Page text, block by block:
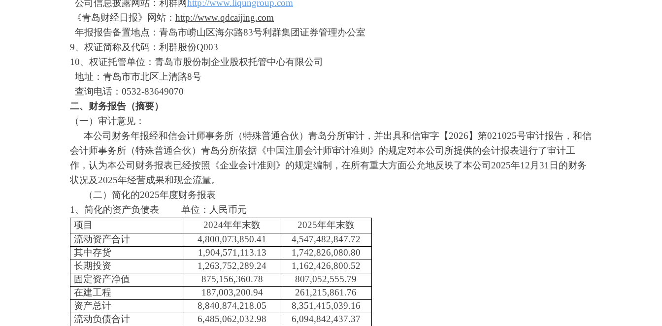
公司信息披露网站：利群网http://www.liqungroup.com
《青岛财经日报》网站： http://www.qdcaijing.com
年报报告备置地点：青岛市崂山区海尔路83号利群集团证券管理办公室
9、权证简称及代码：利群股份Q003
10、权证托管单位：青岛市股份制企业股权托管中心有限公司
地址：青岛市市北区上清路8号
查询电话： 0532-83649070
二、财务报告（摘要）
（一）审计意见：
本公司财务年报经和信会计师事务所（特殊普通合伙）青岛分所审计，并出具和信审字【2026】第021025号审计报告，和信
会计师事务所（特殊普通合伙）青岛分所依据《中国注册会计师审计准则》的规定对本公司所提供的会计报表进行了审计工
作，认为本公司财务报表已经按照《企业会计准则》的规定编制，在所有重大方面公允地反映了本公司2025年12月31日的财务
状况及2025年经营成果和现金流量。
（二）简化的2025年度财务报表
1、简化的资产负债表 单位：人民币元
项目
2024年年末数
2025年年末数
流动资产合计
4,800,073,850.41
4,547,482,847.72
其中存货
1,904,571,113.13
1,742,826,080.80
长期投资
1,263,752,289.24
1,162,426,800.52
固定资产净值
875,156,360.78
807,052,555.79
在建工程
187,003,200.94
261,215,861.76
资产总计
8,840,874,218.05
8,351,415,039.16
流动负债合计
6,485,062,032.98
6,094,842,437.37